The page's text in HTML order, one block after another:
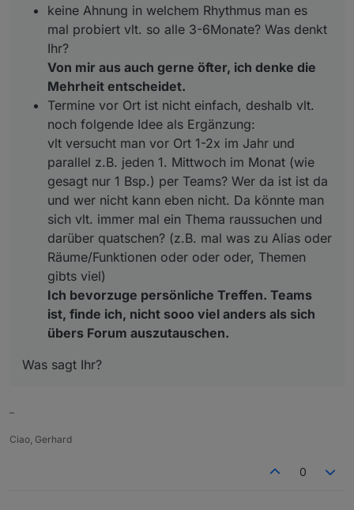
keine Ahnung in welchem Rhythmus man es
mal probiert vlt. so alle 3-6Monate? Was denkt
Ihr?
Von mir aus auch gerne öfter, ich denke die
Mehrheit entscheidet.
Termine vor Ort ist nicht einfach, deshalb vlt.
noch folgende Idee als Ergänzung:
vlt versucht man vor Ort 1-2x im Jahr und
parallel z.B. jeden 1. Mittwoch im Monat (wie
gesagt nur 1 Bsp.) per Teams? Wer da ist ist da
und wer nicht kann eben nicht. Da könnte man
sich vlt. immer mal ein Thema raussuchen und
darüber quatschen? (z.B. mal was zu Alias oder
Räume/Funktionen oder oder oder, Themen
gibts viel)
Ich bevorzuge persönliche Treffen. Teams
ist, finde ich, nicht sooo viel anders als sich
übers Forum auszutauschen.
Was sagt Ihr?
–
Ciao, Gerhard
0